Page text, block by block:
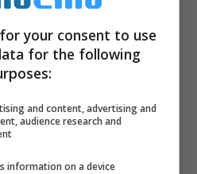
racconto e delle
della parte
una radio di
your consent to use
for the following
and content, advertising and
audience research and
information on a device